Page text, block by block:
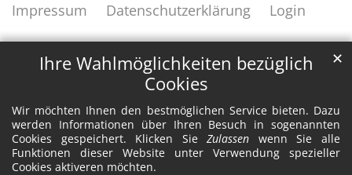
Ihre Wahlmöglichkeiten bezüglich
Cookies
Wir möchten Ihnen den bestmöglichen Service bieten. Dazu
werden Informationen über Ihren Besuch in sogenannten
Cookies gespeichert. Klicken SieZulassen wenn Sie alle
Funktionen dieser Website unter Verwendung spezieller
Cookies aktiveren möchten.
✕
Impressum
Datenschutzerklärung Login